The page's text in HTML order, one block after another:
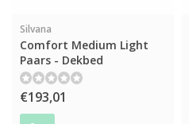
Silvana
Comfort Medium Light
Paars - Dekbed
€193,01